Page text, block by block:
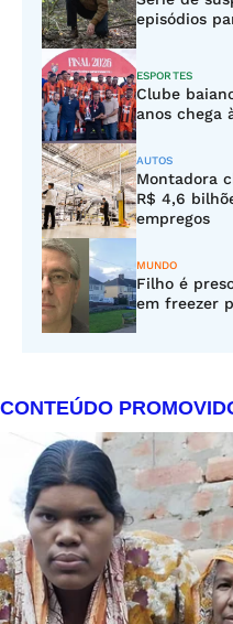
episódios
ESPORTES
Clube
anos chega
AUTOS
Montadora
R$ 4,6
empregos
MUNDO
Filho é
em freezer